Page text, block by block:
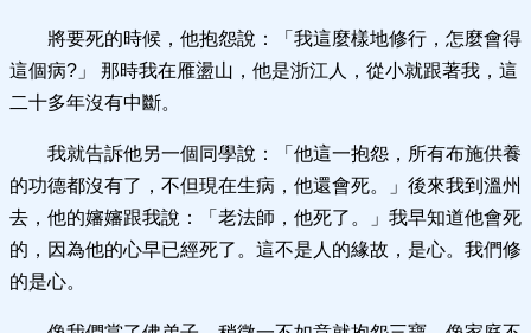
將要死的時候，他抱怨說：「我這麼樣地修行，怎麼會得
這個病?」 那時我在雁盪山，他是浙江人，從小就跟著我，這
二十多年沒有中斷。
我就告訴他另一個同學說：「他這一抱怨，所有布施供養
的功德都沒有了，不但現在生病，他還會死。」後來我到溫州
去，他的嬸嬸跟我說：「老法師，他死了。」我早知道他會死
的，因為他的心早已經死了。這不是人的緣故，是心。我們修
的是心。